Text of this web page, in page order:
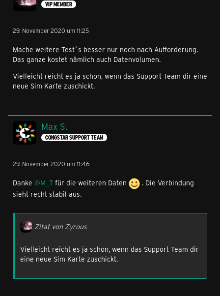
VIP MEMBER
29. November 2020 um 11:25
Mache weitere Test´s besser nur noch nach Aufforderung.
Das ganze kostet nämlich auch Datenvolumen.
Vielleicht reicht es ja schon, wenn das Support Team dir eine
neue Sim Karte zuschickt.
Max S.
CONGSTAR SUPPORT TEAM
29. November 2020 um 11:46
Danke @M_T für die weiteren Daten
. Die Verbindung
sieht recht stabil aus.
Zitat von Zyrous
Vielleicht reicht es ja schon, wenn das Support Team dir
eine neue Sim Karte zuschickt.